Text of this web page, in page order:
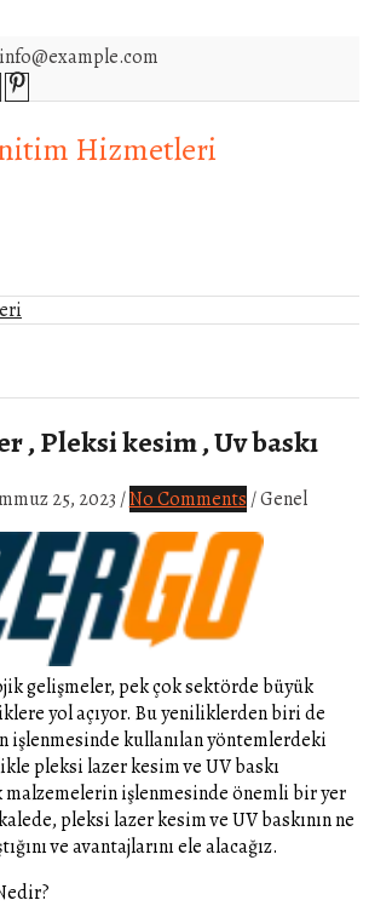
info@example.com
Hizmetleri
, Pleksi kesim , Uv baskı
25, 2023 /No Comments /Genel
gelişmeler, pek çok sektörde büyük
yol açıyor. Bu yeniliklerden biri de
işlenmesinde kullanılan yöntemlerdeki
pleksi lazer kesim ve UV baskı
işlenmesinde önemli bir yer
pleksi lazer kesim ve UV baskının ne
ve avantajlarını ele alacağız.